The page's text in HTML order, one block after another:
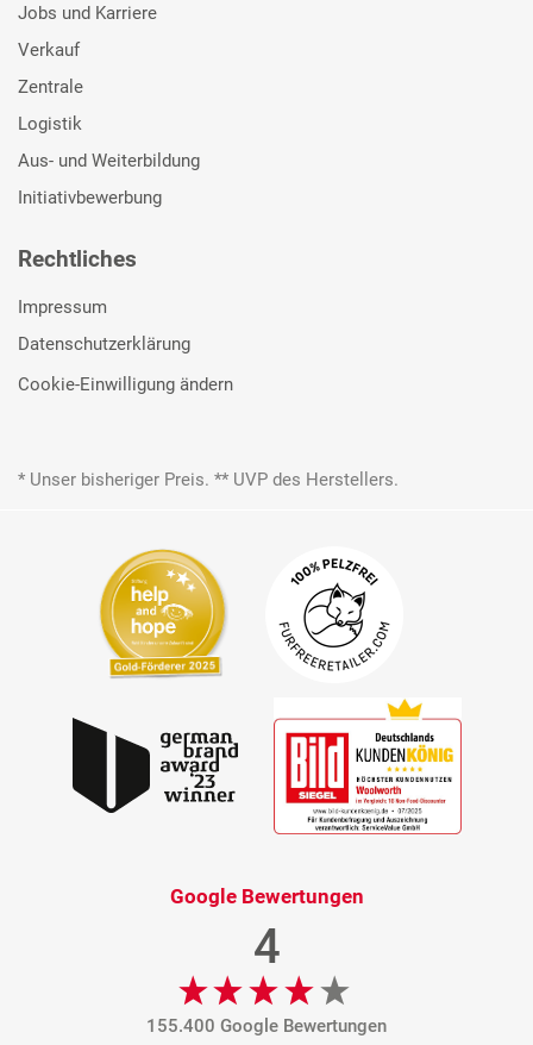
Jobs und Karriere
Verkauf
Zentrale
Logistik
Aus- und Weiterbildung
Initiativbewerbung
Rechtliches
Impressum
Datenschutzerklärung
Cookie-Einwilligung ändern
* Unser bisheriger Preis. ** UVP des Herstellers.
Google Bewertungen
4
155.400 Google Bewertungen